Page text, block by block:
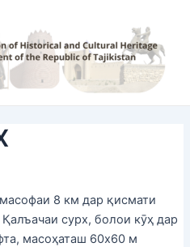
8 км дар қисмати
сурх, болои кӯҳ дар
масоҳаташ 60х60 м